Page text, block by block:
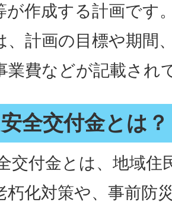
が作成する計画です
、計画の目標や期間
業費などが記載され
全交付金とは？
交付金とは、地域
朽化対策や、事前防